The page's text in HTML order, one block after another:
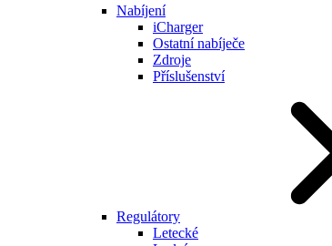
Nabíjení
iCharger
Ostatní nabíječe
Zdroje
Příslušenství
Regulátory
Letecké